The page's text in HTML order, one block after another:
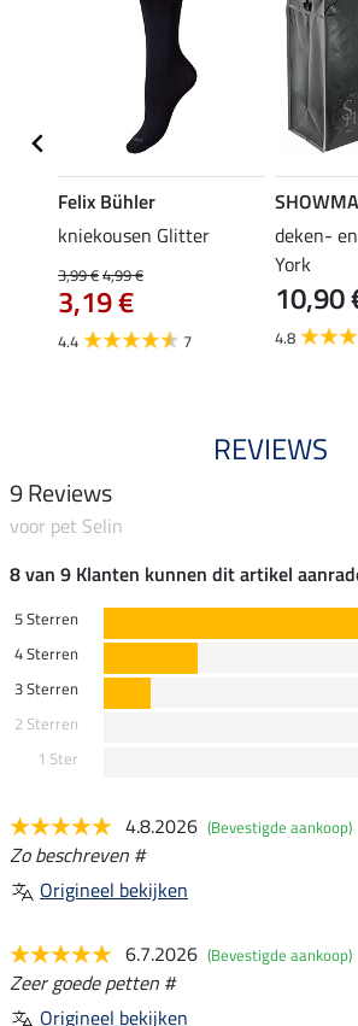
Felix Bühler
kniekousen Glitter
3,99 €4,99 €
3,19 €
4.4 7
deken-
York
10,90
4.8
REVIEWS
9 Reviews
voor pet Selin
8 van 9 Klanten kunnen dit artikel
5 Sterren
4 Sterren
3 Sterren
2 Sterren
1 Ster
4.8.2026 (Bevestigde aankoop)
Zo beschreven #
Origineel bekijken
6.7.2026 (Bevestigde aankoop)
Zeer goede petten #
Origineel bekijken